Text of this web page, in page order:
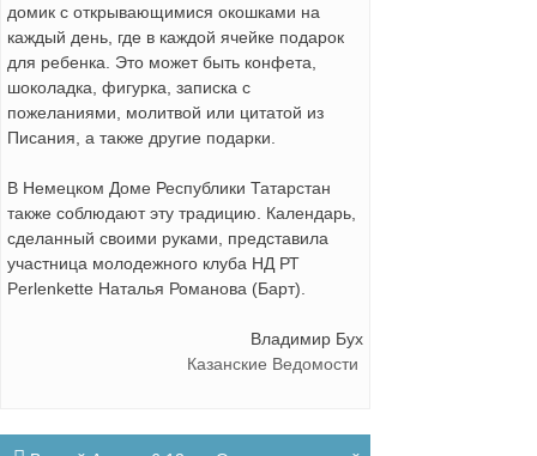
домик с открывающимися окошками на
каждый день, где в каждой ячейке подарок
для ребенка. Это может быть конфета,
шоколадка, фигурка, записка с
пожеланиями, молитвой или цитатой из
Писания, а также другие подарки.
В Немецком Доме Республики Татарстан
также соблюдают эту традицию. Календарь,
сделанный своими руками, представила
участница молодежного клуба НД РТ
Perlenkette Наталья Романова (Барт).
Владимир Бух
Казанские Ведомости